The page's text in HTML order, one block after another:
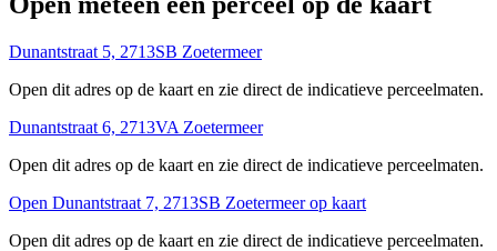
Dunantstraat 5, 2713SB Zoetermeer
Open dit adres op de kaart en zie direct de indicatieve perceelmaten.
Dunantstraat 6, 2713VA Zoetermeer
Open dit adres op de kaart en zie direct de indicatieve perceelmaten.
Open Dunantstraat 7, 2713SB Zoetermeer op kaart
Open dit adres op de kaart en zie direct de indicatieve perceelmaten.